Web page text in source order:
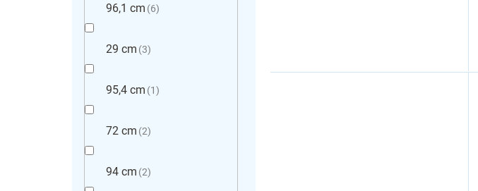
96,1 cm 6
29 cm 3
95,4 cm 1
72 cm 2
94 cm 2